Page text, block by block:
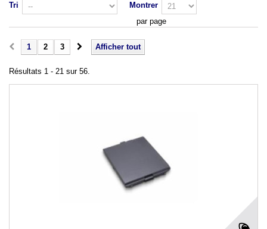
Tri
Montrer
par page
Afficher tout
1 2 3
Résultats 1 - 21 sur 56.